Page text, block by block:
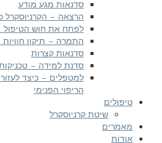
סדנאות מגע מודע
הרצאה – הקרניוסקרל ככלי
לפתח את חוש הטיפול – בעזרת
התמרה – תיקון חוויות מתקופת
סדנאות קצרות
סדנת למידה – טכניקות
למטפלים – כיצד לעזור
הריפוי הפנימי
שיטת קרניוסקרל